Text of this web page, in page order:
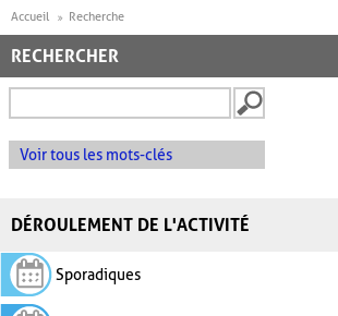
Accueil Recherche
RECHERCHER
Voir tous les mots-clés
DÉROULEMENT DE L'ACTIVITÉ
Sporadiques